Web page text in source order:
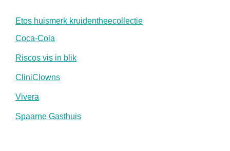
Etos huismerk kruidentheecollectie
Coca-Cola
Riscos vis in blik
CliniClowns
Vivera
Spaarne Gasthuis